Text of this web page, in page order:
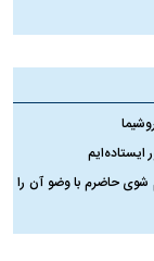
ایستاده‌ایم
شوی حاضرم با وضو آن را